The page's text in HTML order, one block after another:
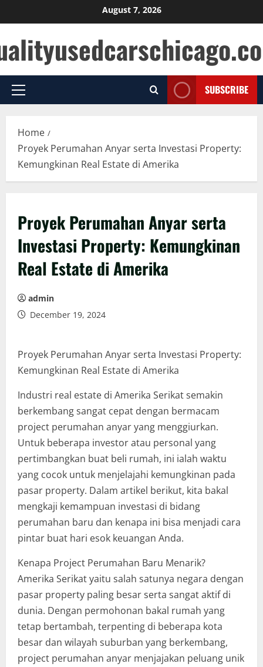
to
content
August 7, 2026
Primary
SUBSCRIBE
Home
Proyek Perumahan Anyar serta Investasi Property:
Kemungkinan Real Estate di Amerika
Proyek Perumahan Anyar serta
Investasi Property: Kemungkinan
Real Estate di Amerika
admin
December 19, 2024
Proyek Perumahan Anyar serta Investasi Property:
Kemungkinan Real Estate di Amerika
Industri real estate di Amerika Serikat semakin
berkembang sangat cepat dengan bermacam
project perumahan anyar yang menggiurkan.
Untuk beberapa investor atau personal yang
pertimbangkan buat beli rumah, ini ialah waktu
yang cocok untuk menjelajahi kemungkinan pada
pasar property. Dalam artikel berikut, kita bakal
mengkaji kemampuan investasi di bidang
perumahan baru dan kenapa ini bisa menjadi cara
pintar buat hari esok keuangan Anda.
Kenapa Project Perumahan Baru Menarik?
Amerika Serikat yaitu salah satunya negara dengan
pasar property paling besar serta sangat aktif di
dunia. Dengan permohonan bakal rumah yang
tetap bertambah, terpenting di beberapa kota
besar dan wilayah suburban yang berkembang,
project perumahan anyar menjajakan peluang unik